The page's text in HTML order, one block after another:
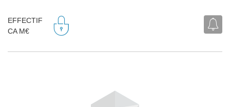
EFFECTIF
CA M€